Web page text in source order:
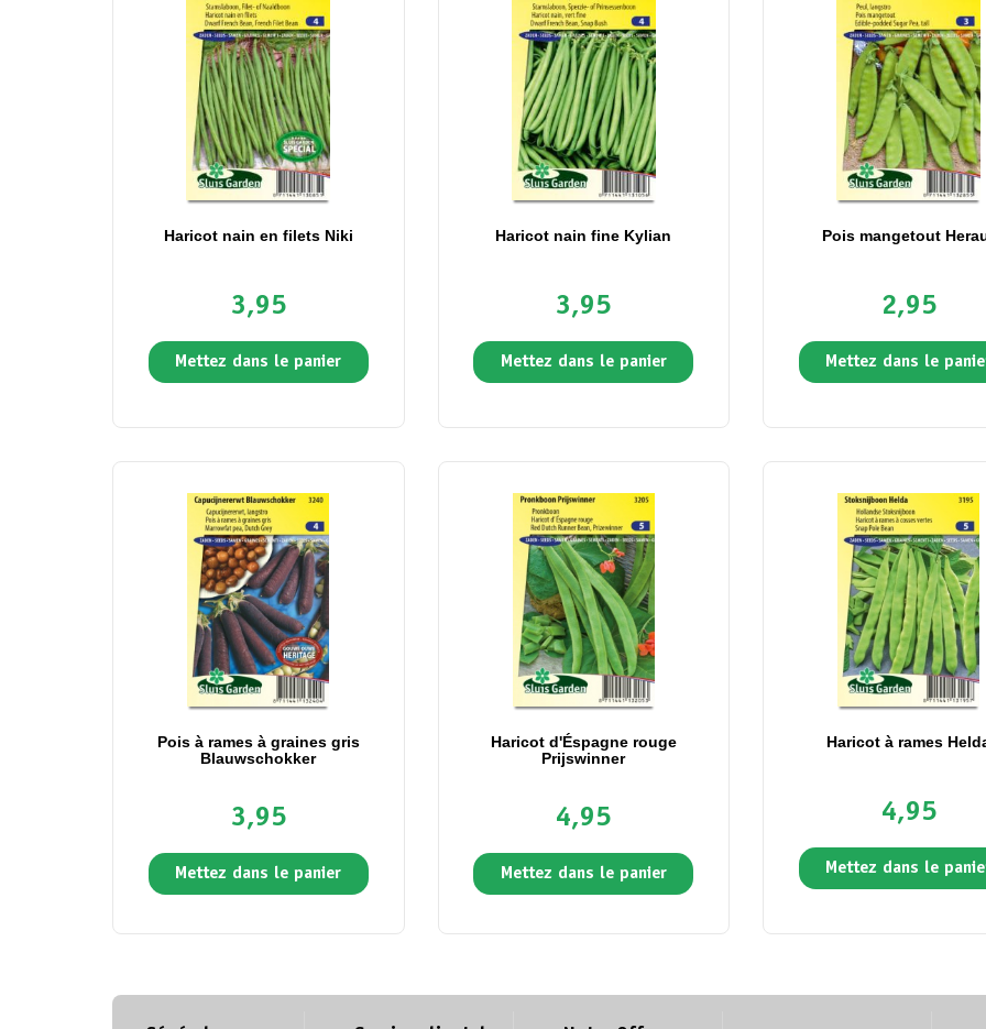
Haricot nain en filets Niki
3,95
Mettez dans le panier
Haricot nain fine Kylian
3,95
Mettez dans le panier
Pois mangetout
2,95
Mettez dans le
Pois à rames à graines gris
Blauwschokker
3,95
Mettez dans le panier
Haricot d'Éspagne rouge
Prijswinner
4,95
Mettez dans le panier
Haricot à rames
4,95
Mettez dans le